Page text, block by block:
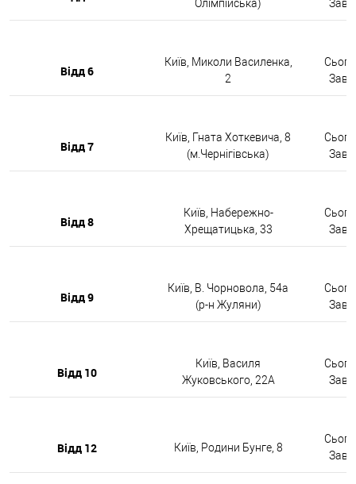
Олімпійська)
Відд 6
Київ, Миколи Василенка,
2
Відд 7
Київ, Гната Хоткевича, 8
(м.Чернігівська)
Відд 8
Київ, Набережно-
Хрещатицька, 33
Відд 9
Київ, В. Чорновола, 54а
(р-н Жуляни)
Відд 10
Київ, Василя
Жуковського, 22А
Відд 12 Київ, Родини Бунге, 8